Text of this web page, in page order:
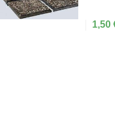
1,50